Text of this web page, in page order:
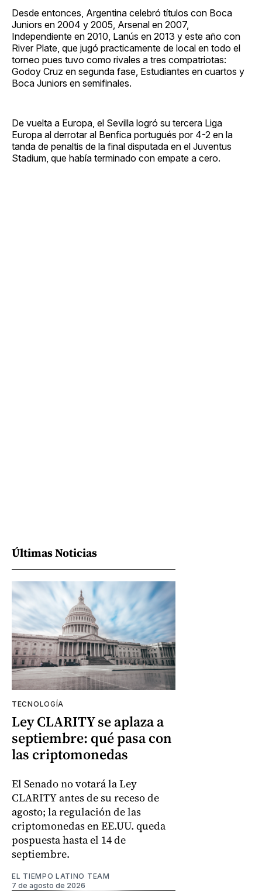
Desde entonces, Argentina celebró títulos con Boca
Juniors en 2004 y 2005, Arsenal en 2007,
Independiente en 2010, Lanús en 2013 y este año con
River Plate, que jugó practicamente de local en todo el
torneo pues tuvo como rivales a tres compatriotas:
Godoy Cruz en segunda fase, Estudiantes en cuartos y
Boca Juniors en semifinales.
De vuelta a Europa, el Sevilla logró su tercera Liga
Europa al derrotar al Benfica portugués por 4-2 en la
tanda de penaltis de la final disputada en el Juventus
Stadium, que había terminado con empate a cero.
Últimas Noticias
TECNOLOGÍA
Ley CLARITY se aplaza a
septiembre: qué pasa con
las criptomonedas
El Senado no votará la Ley
CLARITY antes de su receso de
agosto; la regulación de las
criptomonedas en EE.UU. queda
pospuesta hasta el 14 de
septiembre.
EL TIEMPO LATINO TEAM
7 de agosto de 2026